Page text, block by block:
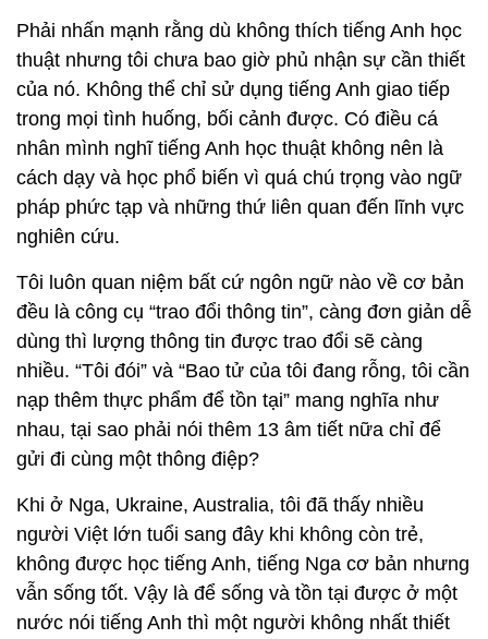
Phải nhấn mạnh rằng dù không thích tiếng Anh học
thuật nhưng tôi chưa bao giờ phủ nhận sự cần thiết
của nó. Không thể chỉ sử dụng tiếng Anh giao tiếp
trong mọi tình huống, bối cảnh được. Có điều cá
nhân mình nghĩ tiếng Anh học thuật không nên là
cách dạy và học phổ biến vì quá chú trọng vào ngữ
pháp phức tạp và những thứ liên quan đến lĩnh vực
nghiên cứu.
Tôi luôn quan niệm bất cứ ngôn ngữ nào về cơ bản
đều là công cụ “trao đổi thông tin”, càng đơn giản dễ
dùng thì lượng thông tin được trao đổi sẽ càng
nhiều. “Tôi đói” và “Bao tử của tôi đang rỗng, tôi cần
nạp thêm thực phẩm để tồn tại” mang nghĩa như
nhau, tại sao phải nói thêm 13 âm tiết nữa chỉ để
gửi đi cùng một thông điệp?
Khi ở Nga, Ukraine, Australia, tôi đã thấy nhiều
người Việt lớn tuổi sang đây khi không còn trẻ,
không được học tiếng Anh, tiếng Nga cơ bản nhưng
vẫn sống tốt. Vậy là để sống và tồn tại được ở một
nước nói tiếng Anh thì một người không nhất thiết